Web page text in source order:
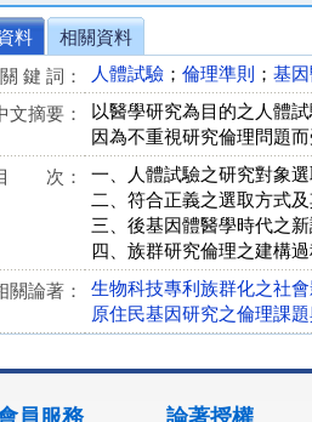
料
相關資料
關 鍵 詞：
人體試驗 ； 倫理準則 ； 基
文摘要：
以醫學研究為目的之人體
因為不重視研究倫理問題
次：
一、人體試驗之研究對象選
二、符合正義之選取方式
三、後基因體醫學時代之新
四、族群研究倫理之建構過
關論著：
生物科技專利族群化之社
原住民基因研究之倫理課
員服務 論著授權